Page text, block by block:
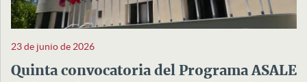
23 de junio de 2026
Quinta convocatoria del Programa ASALE